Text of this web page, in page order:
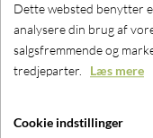
Kodeord
Dette websted benytter
analysere din brug af
salgsfremmende og
tredjeparter. Læs mere
Cookie indstillinger